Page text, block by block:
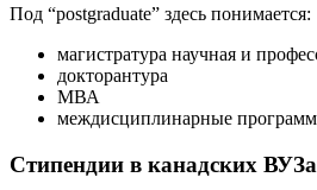
Под “postgraduate” здесь понимается:
магистратура научная и
докторантура
МВА
междисциплинарные
Стипендии в канадских